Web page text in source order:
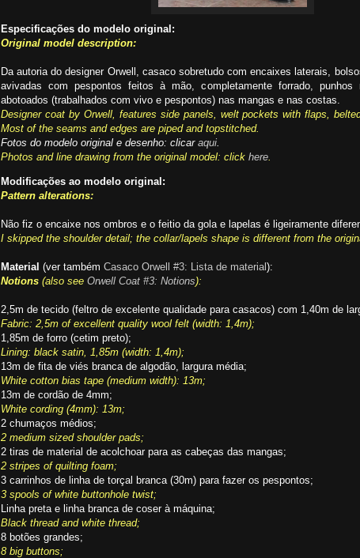
Especificações do modelo original:
Original model description:
Da autoria do designer Orwell, casaco sobretudo com encaixes laterais,
avivadas com pespontos feitos à mão, completamente forrado,
abotoados (trabalhados com vivo e pespontos) nas mangas e nas costas.
Designer coat by Orwell, features side panels, welt pockets with flaps,
Most of the seams and edges are piped and topstitched.
Fotos do modelo original e desenho: clicar aqui.
Photos and line drawing from the original model: click here.
Modificações ao modelo original:
Pattern alterations:
Não fiz o encaixe nos ombros e o feitio da gola e lapelas é ligeiramente
I skipped the shoulder detail; the collar/lapels shape is different from the
Material (ver também Casaco Orwell #3: Lista de material):
Notions (also see Orwell Coat #3: Notions):
2,5m de tecido (feltro de excelente qualidade para casacos) com 1,40m de
Fabric: 2,5m of excellent quality wool felt (width: 1,4m);
1,85m de forro (cetim preto);
Lining: black satin, 1,85m (width: 1,4m);
13m de fita de viés branca de algodão, largura média;
White cotton bias tape (medium width): 13m;
13m de cordão de 4mm;
White cording (4mm): 13m;
2 chumaços médios;
2 medium sized shoulder pads;
2 tiras de material de acolchoar para as cabeças das mangas;
2 stripes of quilting foam;
3 carrinhos de linha de torçal branca (30m) para fazer os pespontos;
3 spools of white buttonhole twist;
Linha preta e linha branca de coser à máquina;
Black thread and white thread;
8 botões grandes;
8 big buttons;